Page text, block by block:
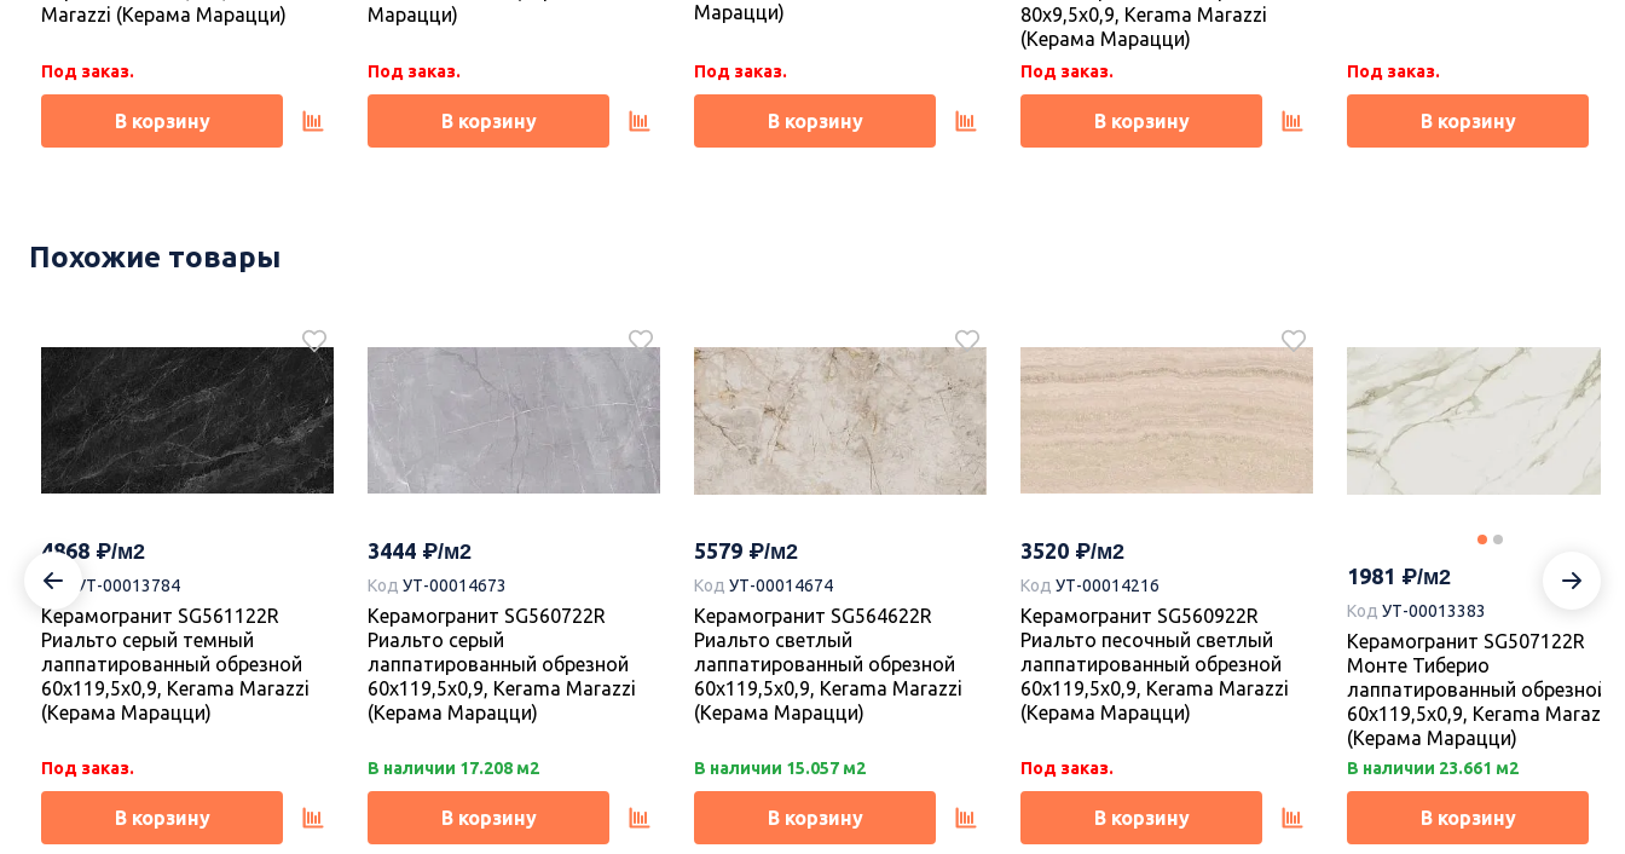
Marazzi (Керама Марацци)
Под заказ.
В корзину
Марацци)
Под заказ.
В корзину
Марацци)
Под заказ.
В корзину
80x9,5x0,9, Kerama Marazzi
(Керама Марацци)
Под заказ.
В корзину
Под заказ.
В корзину
2649
Керамогранит DD841590R Про
Догана бежевый светлый
Kerama Marazzi (Керама
Марацци)
Под заказ.
В корзину
2726
Код УТ-00017374
Керамогранит DD841190R Про
матовый обрезной 80x80x0,9,
Марацци)
Под заказ.
В корзину
2170
Коллекция керамогранита Про
(Керама Марацци)
Под заказ.
В корзину
2197
УТ-00018776
Плитка KM6012B0031R Танжер
обрезной 60x119,5x0,9, Kerama
Под заказ.
В корзину
2210
КодУТ-00018775
Плитка KM6012B0021R
обрезной 60x119,5x1, Kerama
Marazzi (Керама Марацци)
Под заказ.
В корзину
Похожие товары
4868
Код УТ-00013784
Керамогранит SG561122R
Риальто серый темный
лаппатированный обрезной
60x119,5x0,9, Kerama Marazzi
(Керама Марацци)
Под заказ.
В корзину
3444
Код УТ-00014673
Керамогранит SG560722R
Риальто серый
лаппатированный обрезной
60x119,5x0,9, Kerama Marazzi
(Керама Марацци)
В наличии 17.208 м2
В корзину
5579
Код УТ-00014674
Керамогранит SG564622R
Риальто светлый
лаппатированный обрезной
60x119,5x0,9, Kerama Marazzi
(Керама Марацци)
В наличии 15.057 м2
В корзину
3520
Код УТ-00014216
Керамогранит SG560922R
Риальто песочный светлый
лаппатированный обрезной
60x119,5x0,9, Kerama Marazzi
(Керама Марацци)
Под заказ.
В корзину
1981
Код УТ-00013383
Керамогранит SG507122R
Монте Тиберио
лаппатированный обрезной
60x119,5x0,9, Kerama Marazzi
(Керама Марацци)
В наличии 23.661 м2
В корзину